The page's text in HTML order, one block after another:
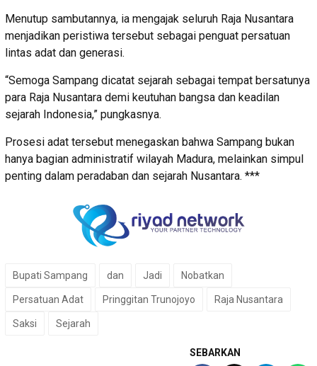
Menutup sambutannya, ia mengajak seluruh Raja Nusantara
menjadikan peristiwa tersebut sebagai penguat persatuan
lintas adat dan generasi.
“Semoga Sampang dicatat sejarah sebagai tempat bersatunya
para Raja Nusantara demi keutuhan bangsa dan keadilan
sejarah Indonesia,” pungkasnya.
Prosesi adat tersebut menegaskan bahwa Sampang bukan
hanya bagian administratif wilayah Madura, melainkan simpul
penting dalam peradaban dan sejarah Nusantara. ***
Bupati Sampang dan Jadi Nobatkan
Persatuan Adat Pringgitan Trunojoyo Raja Nusantara
Saksi Sejarah
SEBARKAN